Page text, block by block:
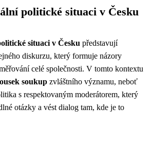
politické situaci v Česku
situaci v Česku představují
diskurzu, který formuje názory
celé společnosti. V tomto kontextu
soukup zvláštního významu, neboť
s respektovaným moderátorem, který
otázky a vést dialog tam, kde je to